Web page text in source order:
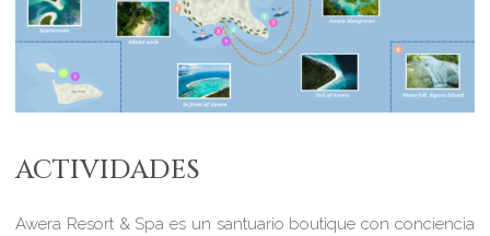
ACTIVIDADES
Awera Resort & Spa es un santuario boutique con conciencia